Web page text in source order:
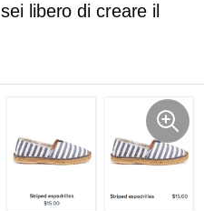
sei libero di creare il